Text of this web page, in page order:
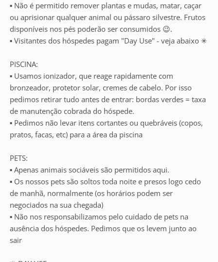
▪︎ Não é permitido remover plantas e mudas, matar, caçar
ou aprisionar qualquer animal ou pássaro silvestre. Frutos
disponíveis nos pés poderão ser consumidos 😉.
▪︎ Visitantes dos hóspedes pagam "Day Use" - veja abaixo ✳
PISCINA:
▪︎ Usamos ionizador, que reage rapidamente com
bronzeador, protetor solar, cremes de cabelo. Por isso
pedimos retirar tudo antes de entrar: bordas verdes = taxa
de manutenção cobrada do hóspede.
▪︎ Pedimos não levar itens cortantes ou quebráveis (copos,
pratos, facas, etc) para a área da piscina
PETS:
▪︎ Apenas animais sociáveis são permitidos aqui.
▪︎ Os nossos pets são soltos toda noite e presos logo cedo
de manhã, normalmente (os horários podem ser
negociados na sua chegada)
▪︎ Não nos responsabilizamos pelo cuidado de pets na
ausência dos hóspedes. Pedimos que os levem junto ao
sair